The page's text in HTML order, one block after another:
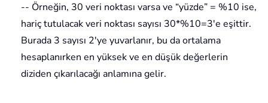
-- Örneğin, 30 veri noktası varsa ve “yüzde” = %10 ise,
hariç tutulacak veri noktası sayısı 30*%10=3'e eşittir.
Burada 3 sayısı 2'ye yuvarlanır, bu da ortalama
hesaplanırken en yüksek ve en düşük değerlerin
diziden çıkarılacağı anlamına gelir.